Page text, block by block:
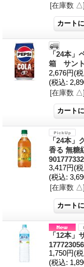
[在庫数 △]
「24本
箱 サン
2,676円(
(税込:
[在庫数 △]
「24本
香る 無
3,417円(
(税込:
[在庫数 △]
「12本
1,750円(
(税込: